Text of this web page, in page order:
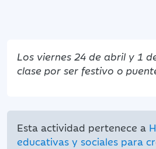
Los viernes 24 de abril y 1
clase por ser festivo o
Esta actividad pertenece a
educativas y sociales para